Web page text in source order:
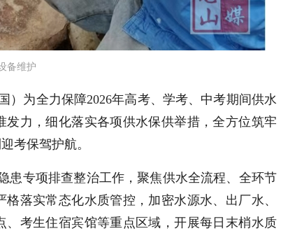
备维护
） 为全力保障2026年高考、学考、中考期间供水
力，细化落实各项供水保供举措，全方位筑牢
考保驾护航。
患专项排查整治工作，聚焦供水全流程、全环节
落实常态化水质管控，加密水源水、出厂水、
考生住宿宾馆等重点区域，开展每日末梢水质